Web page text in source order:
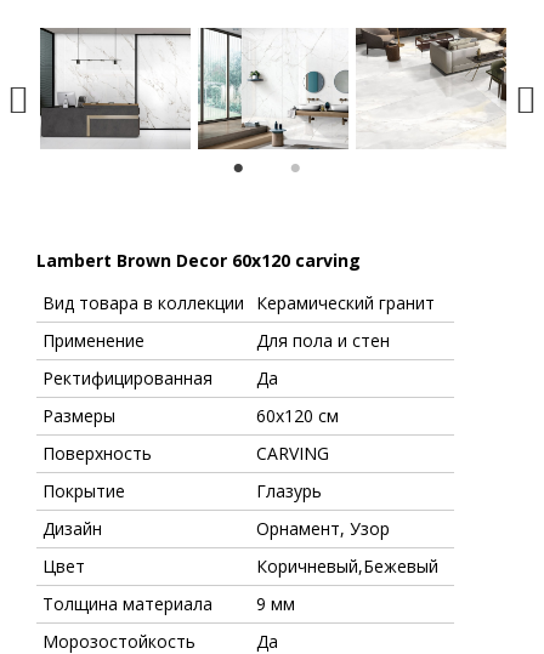
Lambert Brown Decor 60х120 carving
Вид товара в коллекции
Керамический гранит
Применение
Для пола и стен
Ректифицированная
Да
Размеры
60х120 см
Поверхность
CARVING
Покрытие
Глазурь
Дизайн
Орнамент, Узор
Цвет
Коричневый,Бежевый
Толщина материала
9 мм
Морозостойкость
Да